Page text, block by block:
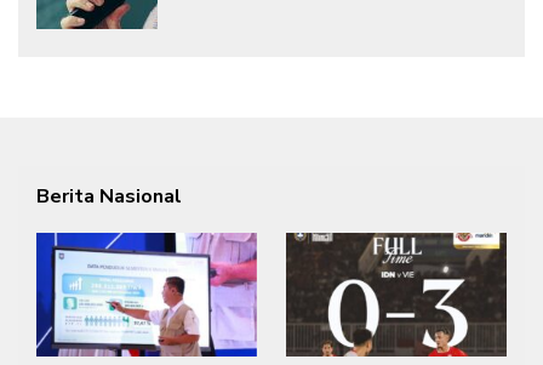
Berita Nasional